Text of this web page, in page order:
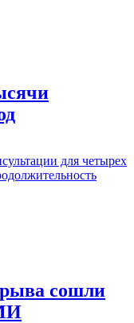
для четырех
сошли